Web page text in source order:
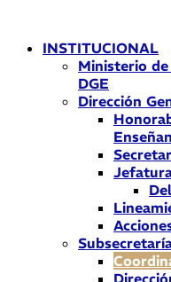
contenidoINSTITUCIONAL
Ministerio
DGE
Dirección